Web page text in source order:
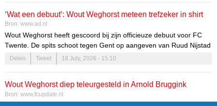
‘Wat een debuut’: Wout Weghorst meteen trefzeker in shirt
van FC Twente
Bron: www.ad.nl
Wout Weghorst heeft gescoord bij zijn officieuze debuut voor FC
Twente. De spits schoot tegen Gent op aangeven van Ruud Nijstad
na een kleine tien minuten de 1-1 binnen. „Wat een debuut”, riep
de speaker. Het duel in Delden eindigde in 2-2.
Delen Tweet 18 July, 2026 - 15:10
Wout Weghorst diep teleurgesteld in Arnold Bruggink
Bron: www.fcupdate.nl